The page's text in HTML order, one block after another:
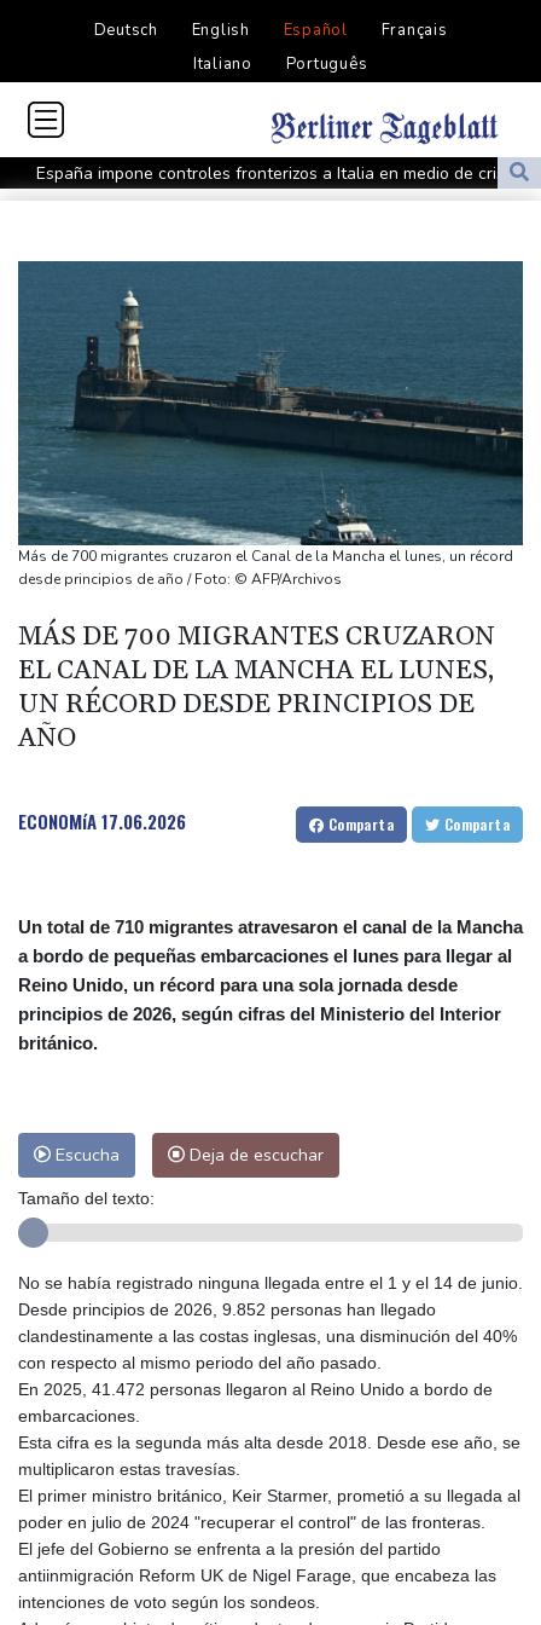
Deutsch English Español
Français
Italiano
Português
España impone controles fronterizos a Italia en medio de crisis
por migrantes
Colombia
España lanza un ultimátum a Italia para que levante controles
fronterizos
Exabogado de Trump listo para ser confirmado como fiscal
general de EEUU
Muere el productor William Orbit, que colaboró con Madonna en
"Ray of Light"
Los rebeldes hutíes continúan su ofensiva en Yemen con
ataques en una región petrolera
La OMS propone probar en RDC una vacuna ya existente contra
otra cepa del ébola
Arabia Saudita, Pakistán y Turquía firman un pacto de defensa
en medio de la tensión con Irán
México y Perú restablecen sus relaciones diplomáticas tras una
Más de 700 migrantes cruzaron el Canal de la Mancha el lunes, un récord
desde principios de año / Foto: © AFP/Archivos
MÁS DE 700 MIGRANTES CRUZARON
EL CANAL DE LA MANCHA EL LUNES,
UN RÉCORD DESDE PRINCIPIOS DE
AÑO
ECONOMíA17.06.2026 Comparta Comparta
Un total de 710 migrantes atravesaron el canal de la Mancha
a bordo de pequeñas embarcaciones el lunes para llegar al
Reino Unido, un récord para una sola jornada desde
principios de 2026, según cifras del Ministerio del Interior
británico.
Escucha Deja de escuchar
Tamaño del texto:
No se había registrado ninguna llegada entre el 1 y el 14 de junio.
Desde principios de 2026, 9.852 personas han llegado
clandestinamente a las costas inglesas, una disminución del 40%
con respecto al mismo periodo del año pasado.
En 2025, 41.472 personas llegaron al Reino Unido a bordo de
embarcaciones.
Esta cifra es la segunda más alta desde 2018. Desde ese año, se
multiplicaron estas travesías.
El primer ministro británico, Keir Starmer, prometió a su llegada al
poder en julio de 2024 "recuperar el control" de las fronteras.
El jefe del Gobierno se enfrenta a la presión del partido
antiinmigración Reform UK de Nigel Farage, que encabeza las
intenciones de voto según los sondeos.